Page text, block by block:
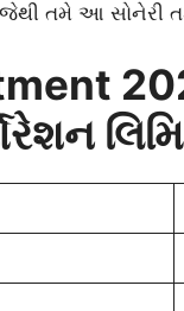
તમે આ સોનેરી